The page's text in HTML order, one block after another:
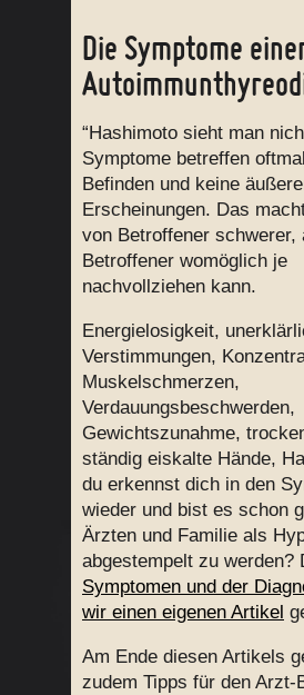
Die Symptome
“Hashimoto sieht man
Symptome betreffen
Befinden und keine
Erscheinungen. Das
von Betroffener schwerer,
Betroffener womöglich je
nachvollziehen kann.
Energielosigkeit,
Verstimmungen,
Muskelschmerzen,
Verdauungsbeschwerden,
Gewichtszunahme,
ständig eiskalte Hände,
du erkennst dich in den
wieder und bist es schon
Ärzten und Familie als
abgestempelt zu werden?
Symptomen und der
wir einen eigenen Artikel
Am Ende diesen Artikels
zudem Tipps für den Arzt-